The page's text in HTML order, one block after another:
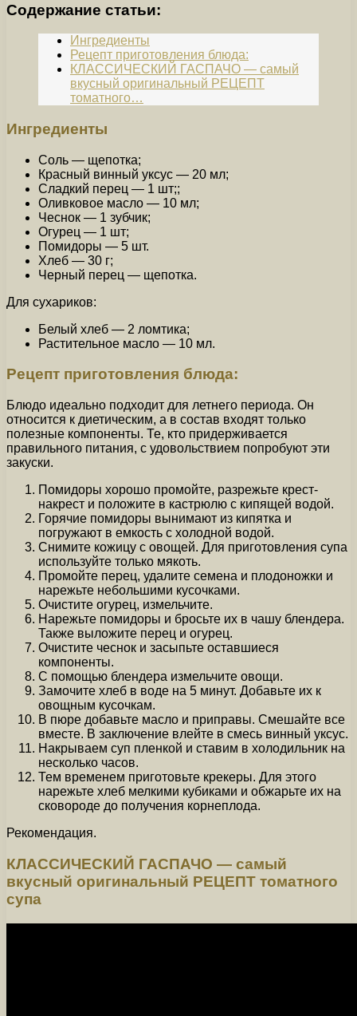
Содержание статьи:
Ингредиенты
Рецепт приготовления блюда:
КЛАССИЧЕСКИЙ ГАСПАЧО — самый
вкусный оригинальный РЕЦЕПТ
томатного…
Ингредиенты
Соль — щепотка;
Красный винный уксус — 20 мл;
Сладкий перец — 1 шт;;
Оливковое масло — 10 мл;
Чеснок — 1 зубчик;
Огурец — 1 шт;
Помидоры — 5 шт.
Хлеб — 30 г;
Черный перец — щепотка.
Для сухариков:
Белый хлеб — 2 ломтика;
Растительное масло — 10 мл.
Рецепт приготовления блюда:
Блюдо идеально подходит для летнего периода. Он
относится к диетическим, а в состав входят только
полезные компоненты. Те, кто придерживается
правильного питания, с удовольствием попробуют эти
закуски.
Помидоры хорошо промойте, разрежьте крест-
накрест и положите в кастрюлю с кипящей водой.
Горячие помидоры вынимают из кипятка и
погружают в емкость с холодной водой.
Снимите кожицу с овощей. Для приготовления супа
используйте только мякоть.
Промойте перец, удалите семена и плодоножки и
нарежьте небольшими кусочками.
Очистите огурец, измельчите.
Нарежьте помидоры и бросьте их в чашу блендера.
Также выложите перец и огурец.
Очистите чеснок и засыпьте оставшиеся
компоненты.
С помощью блендера измельчите овощи.
Замочите хлеб в воде на 5 минут. Добавьте их к
овощным кусочкам.
В пюре добавьте масло и приправы. Смешайте все
вместе. В заключение влейте в смесь винный уксус.
Накрываем суп пленкой и ставим в холодильник на
несколько часов.
Тем временем приготовьте крекеры. Для этого
нарежьте хлеб мелкими кубиками и обжарьте их на
сковороде до получения корнеплода.
Рекомендация.
КЛАССИЧЕСКИЙ ГАСПАЧО — самый
вкусный оригинальный РЕЦЕПТ томатного
супа